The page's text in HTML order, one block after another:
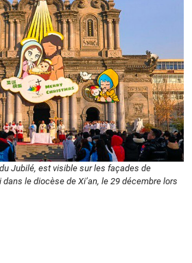
Jubilé, est visible sur les façades de
le diocèse de Xi’an, le 29 décembre lors